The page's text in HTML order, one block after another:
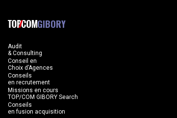
GIBORY
Audit
& Consulting
Conseil en
Choix d’Agences
Conseils
en recrutement
Missions en cours
TOP/COM GIBORY Search
Conseils
en fusion acquisition